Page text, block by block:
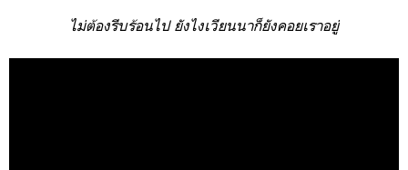
ไม่ต้องรีบร้อนไป ยังไงเวียนนาก็ยังคอยเราอยู่